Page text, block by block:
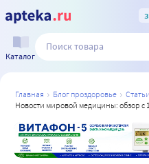
Каталог
главная блог проздоровье статьи
новости мировой медицины: обзор с